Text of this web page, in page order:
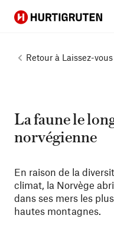
Hurtigruten
Retour à Laissez-
La faune le
norvégienne
En raison de la
climat, la Norvège
dans ses mers les
hautes montagnes.